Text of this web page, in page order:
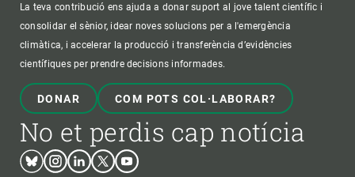
La teva contribució ens ajuda a donar suport al jove talent científic i
consolidar el sènior, idear noves solucions per a l'emergència
climàtica, i accelerar la producció i transferència d’evidències
científiques per prendre decisions informades.
DONAR COM POTS COL·LABORAR?
No et perdis cap notícia
BlueskyInstagram
LinkedinTwitterYoutube